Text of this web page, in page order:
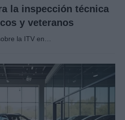
la inspección técnica
y veteranos
la ITV en…